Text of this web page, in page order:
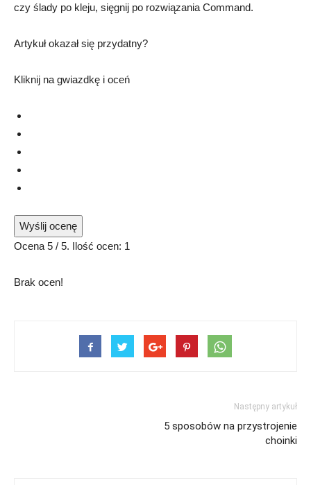
czy ślady po kleju, sięgnij po rozwiązania Command.
Artykuł okazał się przydatny?
Kliknij na gwiazdkę i oceń
Wyślij ocenę
Ocena 5 / 5. Ilość ocen: 1
Brak ocen!
Następny artykuł
5 sposobów na przystrojenie
choinki